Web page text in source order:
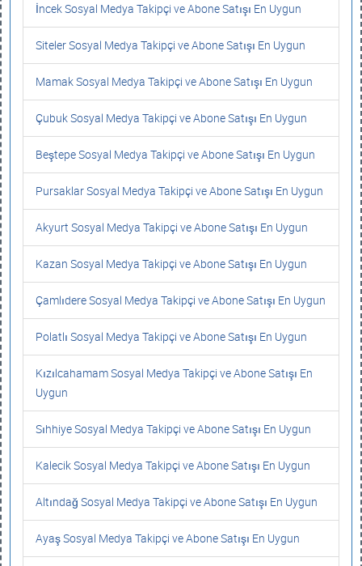
İncek Sosyal Medya Takipçi ve Abone Satışı En Uygun
Siteler Sosyal Medya Takipçi ve Abone Satışı En Uygun
Mamak Sosyal Medya Takipçi ve Abone Satışı En Uygun
Çubuk Sosyal Medya Takipçi ve Abone Satışı En Uygun
Beştepe Sosyal Medya Takipçi ve Abone Satışı En Uygun
Pursaklar Sosyal Medya Takipçi ve Abone Satışı En Uygun
Akyurt Sosyal Medya Takipçi ve Abone Satışı En Uygun
Kazan Sosyal Medya Takipçi ve Abone Satışı En Uygun
Çamlıdere Sosyal Medya Takipçi ve Abone Satışı En Uygun
Polatlı Sosyal Medya Takipçi ve Abone Satışı En Uygun
Kızılcahamam Sosyal Medya Takipçi ve Abone Satışı En
Uygun
Sıhhiye Sosyal Medya Takipçi ve Abone Satışı En Uygun
Kalecik Sosyal Medya Takipçi ve Abone Satışı En Uygun
Altındağ Sosyal Medya Takipçi ve Abone Satışı En Uygun
Ayaş Sosyal Medya Takipçi ve Abone Satışı En Uygun